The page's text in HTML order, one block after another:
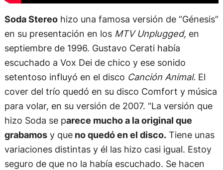
Soda Stereohizo una famosa versión de “Génesis”
en su presentación en losMTV Unplugged, en
septiembre de 1996. Gustavo Cerati había
escuchado a Vox Dei de chico y ese sonido
setentoso influyó en el disco Canción Animal. El
cover del trío quedó en su disco Comfort y música
para volar, en su versión de 2007. “La versión que
hizo Soda se parece mucho a la original que
grabamosy queno quedó en el disco.Tiene unas
variaciones distintas y él las hizo casi igual. Estoy
seguro de que no la había escuchado. Se hacen